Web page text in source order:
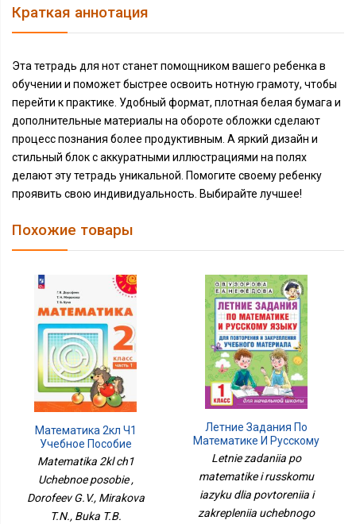
Краткая аннотация
Эта тетрадь для нот станет помощником вашего ребенка в
обучении и поможет быстрее освоить нотную грамоту, чтобы
перейти к практике. Удобный формат, плотная белая бумага и
дополнительные материалы на обороте обложки сделают
процесс познания более продуктивным. А яркий дизайн и
стильный блок с аккуратными иллюстрациями на полях
делают эту тетрадь уникальной. Помогите своему ребенку
проявить свою индивидуальность. Выбирайте лучшее!
Похожие товары
Математика 2кл Ч1
Учебное Пособие
Matematika 2kl ch1
Uchebnoe posobie ,
Dorofeev G.V., Mirakova
T.N., Buka T.B.
Летние Задания По
Математике И Русскому
Языку Для Повторения И
Закрепления Учебного
Материала. 1 Класс
Letnie zadaniia po
matematike i russkomu
iazyku dlia povtoreniia i
zakrepleniia uchebnogo